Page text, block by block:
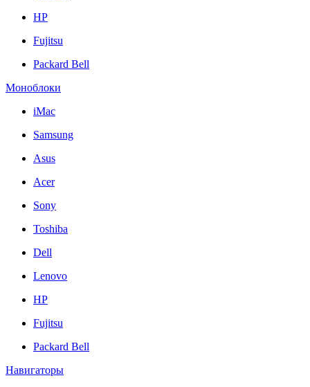
HP
Fujitsu
Packard Bell
Моноблоки
iMac
Samsung
Asus
Acer
Sony
Toshiba
Dell
Lenovo
HP
Fujitsu
Packard Bell
Навигаторы